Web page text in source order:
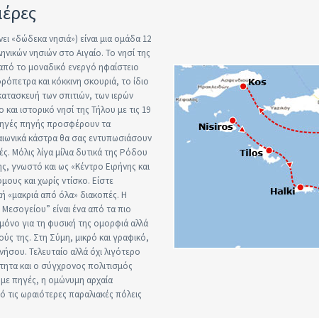
«δώδεκα νησιά») είναι μια ομάδα 12
νησιών στο Αιγαίο. Το νησί της
το μοναδικό ενεργό ηφαίστειο
και κόκκινη σκουριά, το ίδιο
των σπιτιών, των ιερών
ιστορικό νησί της Τήλου με τις 19
πηγής προσφέρουν τα
κάστρα θα σας εντυπωσιάσουν
Μόλις λίγα μίλια δυτικά της Ρόδου
γνωστό και ως «Κέντρο Ειρήνης και
και χωρίς ντίσκο. Είστε
«μακριά από όλα» διακοπές. Η
είναι ένα από τα πιο
για τη φυσική της ομορφιά αλλά
της. Στη Σύμη, μικρό και γραφικό,
Τελευταίο αλλά όχι λιγότερο
και ο σύγχρονος πολιτισμός
πηγές, η ομώνυμη αρχαία
ωραιότερες παραλιακές πόλεις